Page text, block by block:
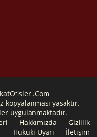
yasaktır.
uygulanmaktadır.
Hakkımızda
Gizlilik
Hukuki Uyarı
İletişim